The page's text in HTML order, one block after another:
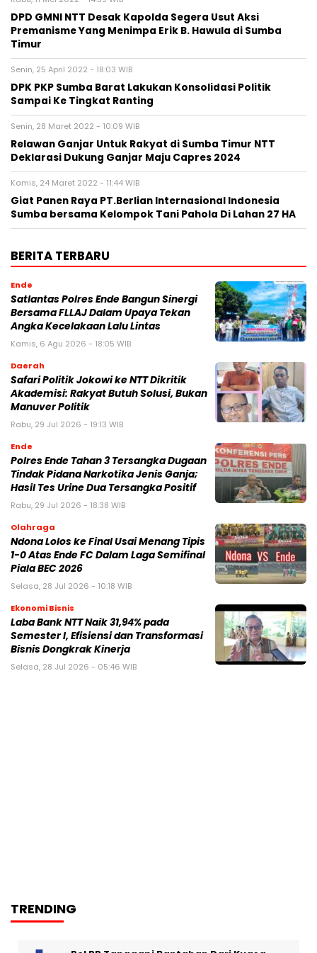
DPD GMNI NTT Desak Kapolda Segera Usut Aksi
Premanisme Yang Menimpa Erik B. Hawula di Sumba
Timur
Senin, 25 April 2022 - 18:03 WIB
DPK PKP Sumba Barat Lakukan Konsolidasi Politik
Sampai Ke Tingkat Ranting
Senin, 28 Maret 2022 - 10:09 WIB
Relawan Ganjar Untuk Rakyat di Sumba Timur NTT
Deklarasi Dukung Ganjar Maju Capres 2024
Kamis, 24 Maret 2022 - 11:44 WIB
Giat Panen Raya PT.Berlian Internasional Indonesia
Sumba bersama Kelompok Tani Pahola Di Lahan 27 HA
BERITA TERBARU
Ende
Satlantas Polres Ende Bangun Sinergi
Bersama FLLAJ Dalam Upaya Tekan
Angka Kecelakaan Lalu Lintas
Kamis, 6 Agu 2026 - 18:05 WIB
Daerah
Safari Politik Jokowi ke NTT Dikritik
Akademisi: Rakyat Butuh Solusi, Bukan
Manuver Politik
Rabu, 29 Jul 2026 - 19:13 WIB
Ende
Polres Ende Tahan 3 Tersangka Dugaan
Tindak Pidana Narkotika Jenis Ganja;
Hasil Tes Urine Dua Tersangka Positif
Rabu, 29 Jul 2026 - 18:38 WIB
Olahraga
Ndona Lolos ke Final Usai Menang Tipis
1-0 Atas Ende FC Dalam Laga Semifinal
Piala BEC 2026
Selasa, 28 Jul 2026 - 10:18 WIB
Ekonomi Bisnis
Laba Bank NTT Naik 31,94% pada
Semester I, Efisiensi dan Transformasi
Bisnis Dongkrak Kinerja
Selasa, 28 Jul 2026 - 05:46 WIB
TRENDING